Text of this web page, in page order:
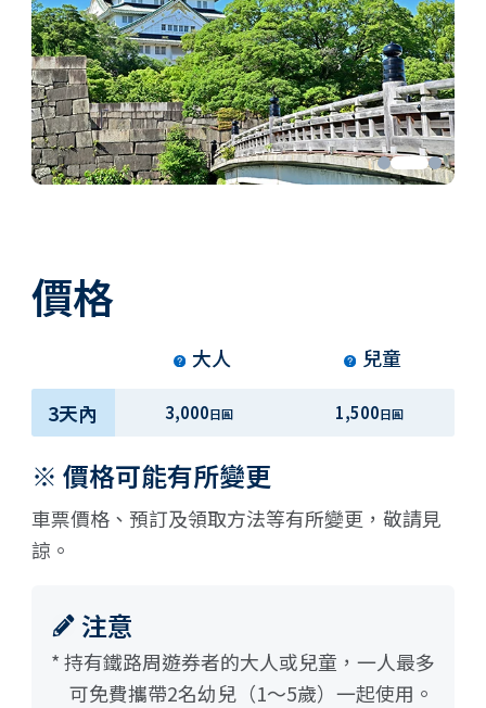
價格
大人
兒童
3天內
3,000日圓 1,500日圓
※ 價格可能有所變更
車票價格、預訂及領取方法等有所變更，敬請見
諒。
注意
* 持有鐵路周遊券者的大人或兒童，一人最多
可免費攜帶2名幼兒（1～5歲）一起使用。